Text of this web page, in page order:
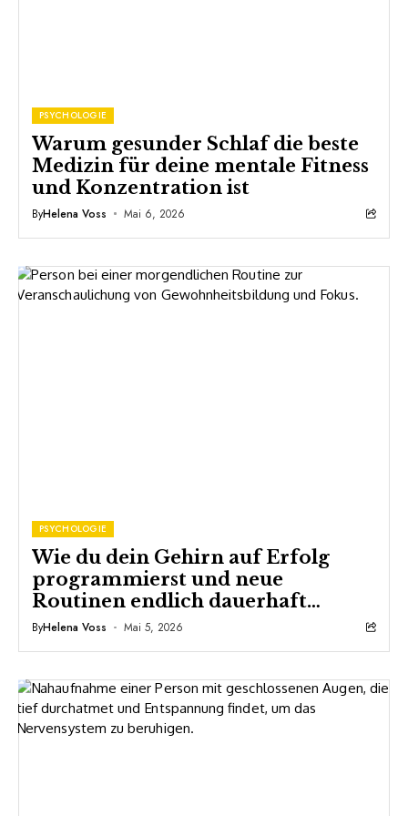
PSYCHOLOGIE
Warum gesunder Schlaf die beste
Medizin für deine mentale Fitness
und Konzentration ist
ByHelena Voss Mai 6, 2026
PSYCHOLOGIE
Wie du dein Gehirn auf Erfolg
programmierst und neue
Routinen endlich dauerhaft
durchhältst
ByHelena Voss Mai 5, 2026